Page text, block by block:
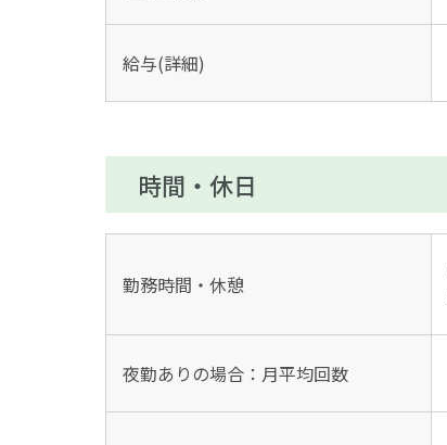
給与(詳細)
時間・休日
勤務時間・休憩
夜勤ありの場合：月平均回数